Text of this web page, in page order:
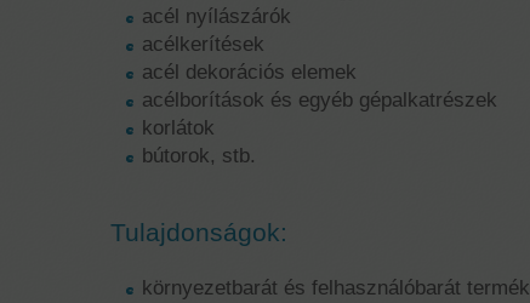
acél nyílászárók
acélkerítések
acél dekorációs elemek
acélborítások és egyéb gépalkatrészek
korlátok
bútorok, stb.
Tulajdonságok:
környezetbarát és felhasználóbarát termék